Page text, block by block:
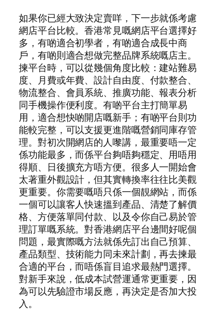
如果你已經大致決定賣咩，下一步就係考慮
網店平台比較。香港常見嘅網店平台選擇好
多，有啲適合初學者，有啲適合成長中商
戶，有啲則適合想做完整品牌系統嘅店主。
揀平台時，可以從幾個角度比較：建站難易
度、月費或年費、設計自由度、付款整合、
物流整合、會員系統、推廣功能、報表分析
同手機操作便利度。有啲平台主打簡單易
用，適合想快啲開店嘅新手；有啲平台則功
能較完整，可以支援更進階嘅營銷同庫存管
理。對初次開網店的人嚟講，最重要唔一定
係功能最多，而係平台夠唔夠穩定、用唔用
得順、日後擴充方唔方便。很多人一開始會
太著重外觀設計，但其實轉換率往往比美觀
更重要。你需要嘅唔只係一個靚網站，而係
一個可以讓客人快速搵到產品、清楚了解價
格、方便落單同付款、以及令你自己易於管
理訂單嘅系統。對香港網店平台邊間好呢個
問題，最實際嘅方法就係先訂出自己預算、
產品類型、技術能力同未來計劃，再去揀最
合適的平台，而唔係盲目追求最熱門選擇。
對新手來說，低成本試營運通常更重要，因
為可以先驗證市場反應，再決定是否加大投
入。